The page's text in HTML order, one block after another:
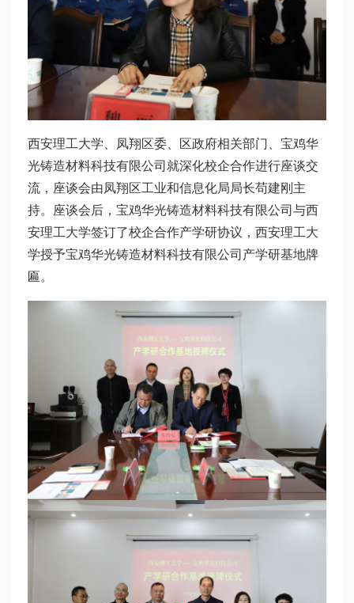
西安理工大学、凤翔区委、区政府相关部门、宝鸡华
光铸造材料科技有限公司就深化校企合作进行座谈交
流，座谈会由凤翔区工业和信息化局局长苟建刚主
持。座谈会后，宝鸡华光铸造材料科技有限公司与西
安理工大学签订了校企合作产学研协议，西安理工大
学授予宝鸡华光铸造材料科技有限公司产学研基地牌
匾。